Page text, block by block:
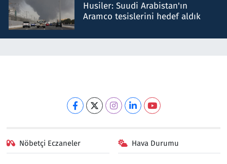
Husiler: Suudi Arabistan'ın
Aramco tesislerini hedef aldık
Nöbetçi Eczaneler Hava Durumu